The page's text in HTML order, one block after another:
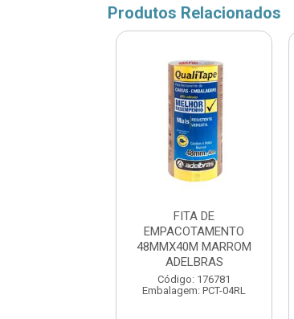
Produtos Relacionados
FITA DE
EMPACOTAMENTO
48MMX40M MARROM
ADELBRAS
Código: 176781
Embalagem: PCT-04RL